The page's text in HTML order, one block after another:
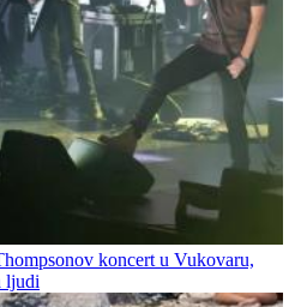
koncert u Vukovaru,
ljudi